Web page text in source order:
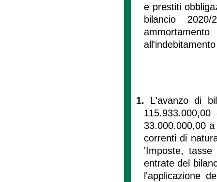
e prestiti
bilancio
1. L'avanzo di
33.000.000,00
correnti di
'Imposte,
entrate del
l'applicazione